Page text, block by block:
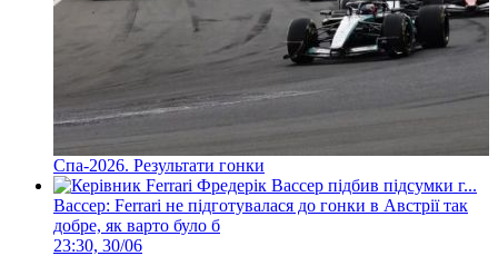
Спа-2026. Результати гонки
Вассер: Ferrari не підготувалася до гонки в Австрії так
добре, як варто було б
23:30, 30/06